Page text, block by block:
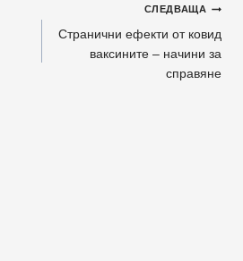
СЛЕДВАЩА
Странични ефекти от ковид
ваксините – начини за
справяне